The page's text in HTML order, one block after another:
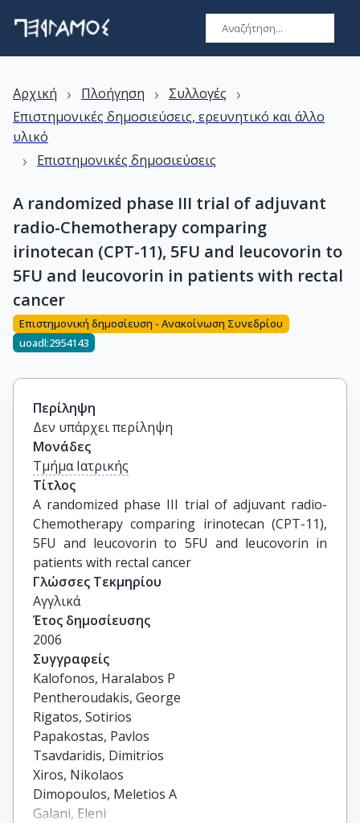
Αρχική › Πλοήγηση › Συλλογές ›
Επιστημονικές δημοσιεύσεις, ερευνητικό και άλλο
υλικό
› Επιστημονικές δημοσιεύσεις
A randomized phase III trial of adjuvant
radio-Chemotherapy comparing
irinotecan (CPT-11), 5FU and leucovorin to
5FU and leucovorin in patients with rectal
cancer
Επιστημονική δημοσίευση - Ανακοίνωση Συνεδρίου
uoadl:2954143
Περίληψη
Δεν υπάρχει περίληψη
Μονάδες
Τμήμα Ιατρικής
Τίτλος
A randomized phase III trial of adjuvant radio-
Chemotherapy comparing irinotecan (CPT-11),
5FU and leucovorin to 5FU and leucovorin in
patients with rectal cancer
Γλώσσες Τεκμηρίου
Αγγλικά
Έτος δημοσίευσης
2006
Συγγραφείς
Kalofonos, Haralabos P
Pentheroudakis, George
Rigatos, Sotirios
Papakostas, Pavlos
Tsavdaridis, Dimitrios
Xiros, Nikolaos
Dimopoulos, Meletios A
Galani, Eleni